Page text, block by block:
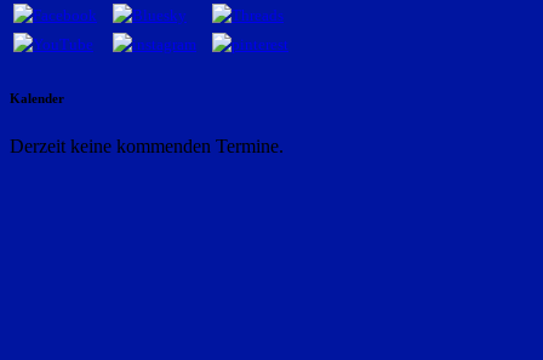
Kalender
Derzeit keine kommenden Termine.